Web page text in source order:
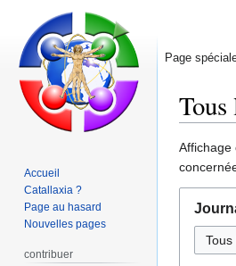
Aller
à
la
navigation
Aller
à
la
recherche
Affichage
Page
Accueil
Catallaxia ?
Page au hasard
Nouvelles pages
contribuer